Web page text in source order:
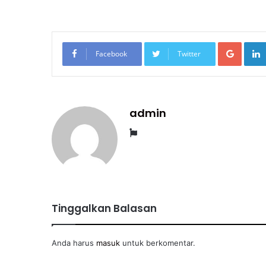
Facebook Twitter
admin
Website
Tinggalkan Balasan
Anda harus masuk untuk berkomentar.